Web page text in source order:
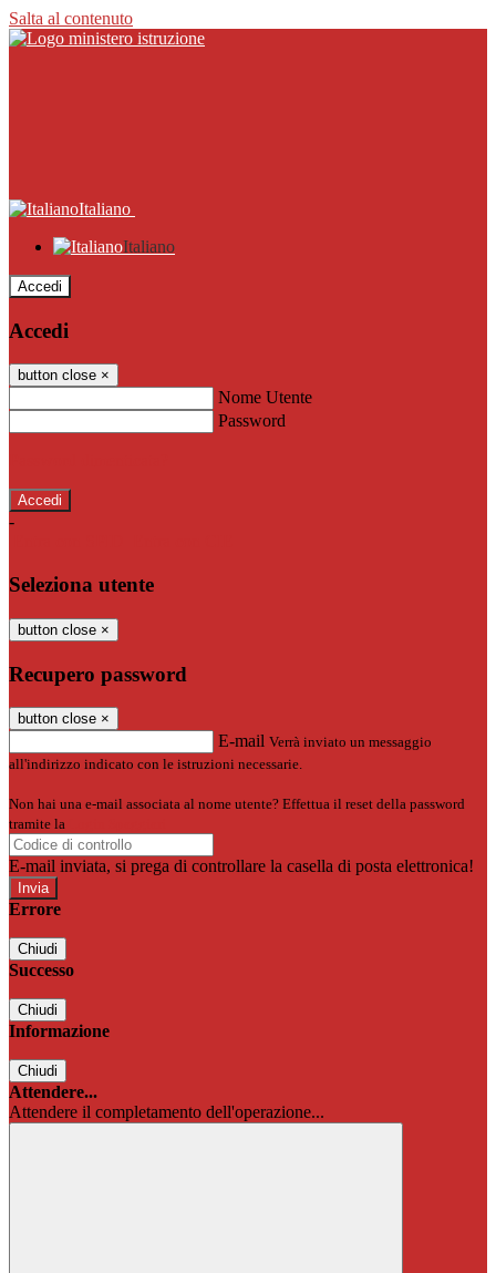
Salta al contenuto
Italiano
Italiano
Accedi
Accedi
button close ×
Nome Utente
Password
-
Seleziona utente
button close ×
Recupero password
button close ×
E-mail Verrà inviato un messaggio
all'indirizzo indicato con le istruzioni necessarie.
Non hai una e-mail associata al nome utente? Effettua il reset della password
tramite la
E-mail inviata, si prega di controllare la casella di posta elettronica!
Errore
Chiudi
Successo
Chiudi
Informazione
Chiudi
Attendere...
Attendere il completamento dell'operazione...